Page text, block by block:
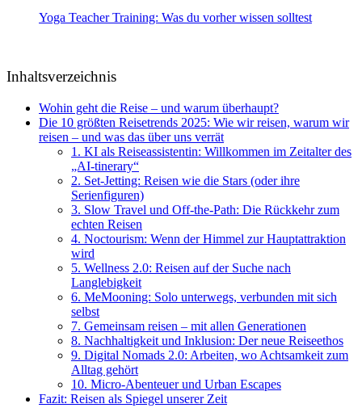
Yoga Teacher Training: Was du vorher wissen solltest
Inhaltsverzeichnis
Wohin geht die Reise – und warum überhaupt?
Die 10 größten Reisetrends 2025: Wie wir reisen, warum wir
reisen – und was das über uns verrät
1. KI als Reiseassistentin: Willkommen im Zeitalter des
„AI-tinerary“
2. Set-Jetting: Reisen wie die Stars (oder ihre
Serienfiguren)
3. Slow Travel und Off-the-Path: Die Rückkehr zum
echten Reisen
4. Noctourism: Wenn der Himmel zur Hauptattraktion
wird
5. Wellness 2.0: Reisen auf der Suche nach
Langlebigkeit
6. MeMooning: Solo unterwegs, verbunden mit sich
selbst
7. Gemeinsam reisen – mit allen Generationen
8. Nachhaltigkeit und Inklusion: Der neue Reiseethos
9. Digital Nomads 2.0: Arbeiten, wo Achtsamkeit zum
Alltag gehört
10. Micro-Abenteuer und Urban Escapes
Fazit: Reisen als Spiegel unserer Zeit